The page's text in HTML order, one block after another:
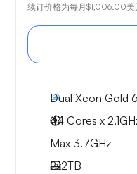
续订价格为每月$1,006.00美
Dual Xeon Gold
44 Cores x
Max 3.7GHz
2x2TB